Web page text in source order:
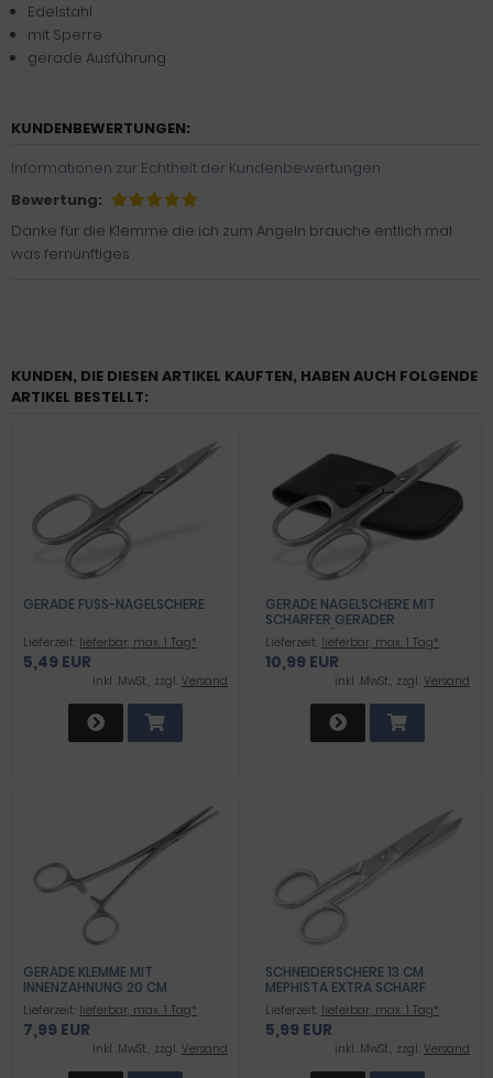
Edelstahl
mit Sperre
gerade Ausführung
KUNDENBEWERTUNGEN:
Informationen zur Echtheit der Kundenbewertungen
Bewertung:
Danke für die Klemme die ich zum Angeln brauche entlich mal
was fernünftiges
KUNDEN, DIE DIESEN ARTIKEL KAUFTEN, HABEN AUCH FOLGENDE
ARTIKEL BESTELLT:
GERADE FUSS-NAGELSCHERE
Lieferzeit: lieferbar, max. 1 Tag*
5,49 EUR
inkl .MwSt., zzgl. Versand
GERADE NAGELSCHERE MIT
SCHARFER GERADER
SCHNITTFÄCHE EDELSTAHL
MANIKÜRE PEDIKÜRE SCHERE
FÜR FINGER- UND FUSSNÄGEL
Lieferzeit: lieferbar, max. 1 Tag*
10,99 EUR
inkl .MwSt., zzgl. Versand
GERADE KLEMME MIT
INNENZAHNUNG 20 CM
Lieferzeit: lieferbar, max. 1 Tag*
7,99 EUR
inkl .MwSt., zzgl. Versand
SCHNEIDERSCHERE 13 CM
MEPHISTA EXTRA SCHARF
Lieferzeit: lieferbar, max. 1 Tag*
5,99 EUR
inkl .MwSt., zzgl. Versand